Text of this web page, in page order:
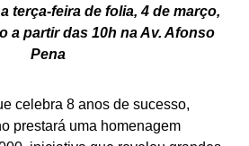
terça-feira de folia, 4 de março,
a partir das 10h na Av. Afonso
Pena
celebra 8 anos de sucesso,
prestará uma homenagem